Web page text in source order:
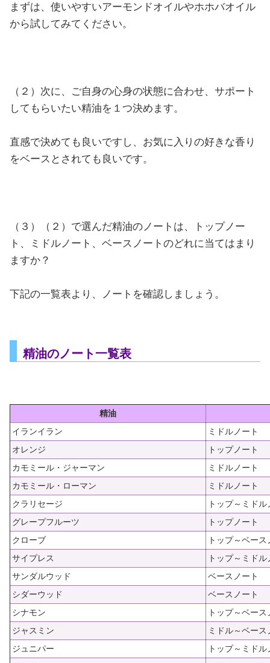
まずは、使いやすいアーモンドオイルやホホバオイル
から試してみてください。
（２）次に、ご自身の心身の状態に合わせ、サポート
してもらいたい精油を１つ決めます。
直感で決めても良いですし、お気に入りの好きな香り
をベースとされても良いです。
（３）（２）で選んだ精油のノートは、トップノー
ト、ミドルノート、ベースノートのどれに当てはまり
ますか？
下記の一覧表より、ノートを確認しましょう。
精油のノート一覧表
精油
イランイラン
ミドルノート
オレンジ
トップノート
カモミール・ジャーマン
ミドルノート
カモミール・ローマン
ミドルノート
クラリセージ
トップ～ミドル
グレープフルーツ
トップノート
クローブ
トップ～ベース
サイプレス
トップ～ミドル
サンダルウッド
ベースノート
シダーウッド
ベースノート
シナモン
トップ～ベース
ジャスミン
ミドル～ベース
ジュニパー
トップ～ミドル